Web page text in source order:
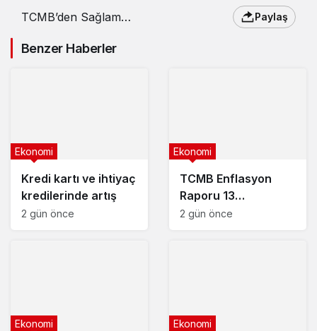
TCMB’den Sağlam
Paylaş
Benzer Haberler
Kredi kartı ve ihtiyaç
kredilerinde artış
Ekonomi
2 gün önce
TCMB Enflasyon
Raporu 13
Ağustos’ta
Ekonomi
2 gün önce
Ekonomi Ekonomi